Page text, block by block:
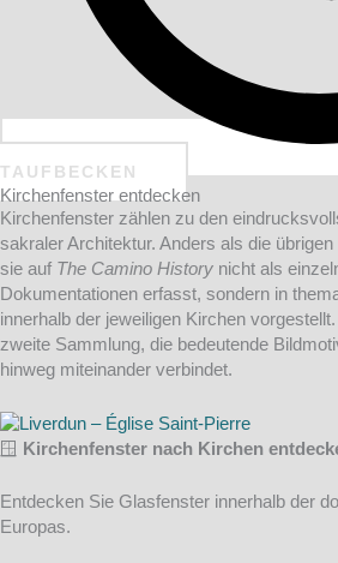
TAUFBECKEN
Kirchenfenster entdecken
Kirchenfenster zählen zu den
sakraler Architektur. Anders als die
sie auf The Camino History nicht als
Dokumentationen erfasst, sondern in
innerhalb der jeweiligen Kirchen
zweite Sammlung, die bedeutende
hinweg miteinander verbindet.
🪟 Kirchenfenster nach Kirchen
Entdecken Sie Glasfenster innerhalb der
Europas.